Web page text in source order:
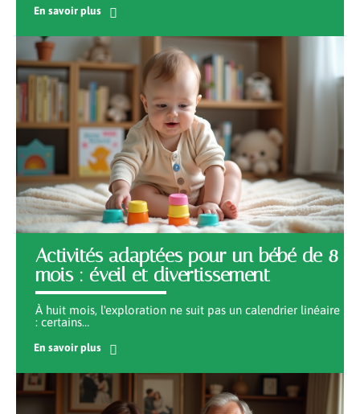
En savoir plus
Activités adaptées pour un bébé de 8
mois : éveil et divertissement
À huit mois, l'exploration ne suit pas un calendrier linéaire
: certains…
En savoir plus